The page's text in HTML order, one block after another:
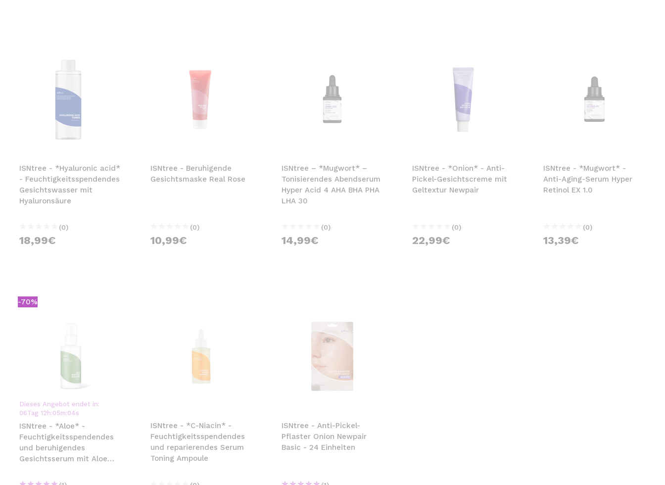
ISNtree - *Hyaluronic acid*
- Feuchtigkeitsspendendes
Gesichtswasser mit
Hyaluronsäure
(0)
18,99€
ISNtree - Beruhigende
Gesichtsmaske Real Rose
(0)
10,99€
ISNtree – *Mugwort* –
Tonisierendes Abendserum
Hyper Acid 4 AHA BHA PHA
LHA 30
(0)
14,99€
ISNtree - *Onion* - Anti-
Pickel-Gesichtscreme mit
Geltextur Newpair
(0)
22,99€
ISNtree - *Mugwort* -
Anti-Aging-Serum Hyper
Retinol EX 1.0
(0)
13,39€
-70%
Dieses Angebot endet in:
06Tag 12 h:05m:03s
ISNtree - *Aloe* -
Feuchtigkeitsspendendes
und beruhigendes
Gesichtsserum mit Aloe
ISNtree - *C-Niacin* -
Feuchtigkeitsspendendes
und reparierendes Serum
Toning Ampoule
ISNtree - Anti-Pickel-
Pflaster Onion Newpair
Basic - 24 Einheiten